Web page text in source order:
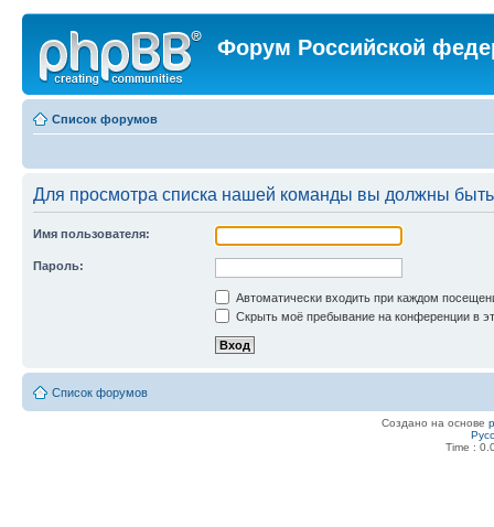
Форум Российской
Список форумов
Для просмотра списка нашей команды вы должны
Имя пользователя:
Пароль:
Автоматически входить при каждом
Скрыть моё пребывание на конференции в
Список форумов
Создано на основе
Time :